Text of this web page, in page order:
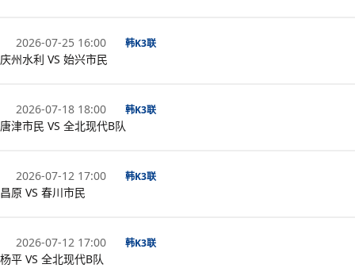
2026-07-25 16:00 韩K3联
庆州水利 VS 始兴市民
2026-07-18 18:00 韩K3联
唐津市民 VS 全北现代B队
2026-07-12 17:00 韩K3联
昌原 VS 春川市民
2026-07-12 17:00 韩K3联
杨平 VS 全北现代B队